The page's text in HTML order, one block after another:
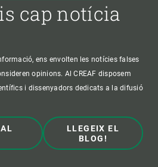
cap notícia
ens envolten les notícies falses
opinions. Al CREAF disposem
i dissenyadors dedicats a la difusió
LLEGEIX EL
BLOG!